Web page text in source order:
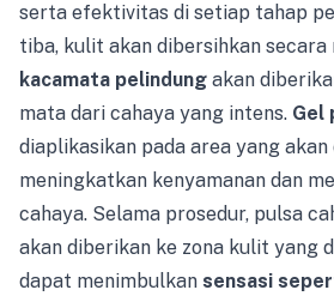
serta efektivitas di setiap tahap
tiba, kulit akan dibersihkan secara
kacamata pelindung akan
mata dari cahaya yang intens. Gel
diaplikasikan pada area yang
meningkatkan kenyamanan dan
cahaya. Selama prosedur, pulsa
akan diberikan ke zona kulit yang
dapat menimbulkan sensasi